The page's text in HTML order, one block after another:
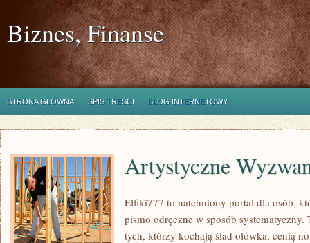
Biznes, Finanse
STRONA GŁÓWNA SPIS TREŚCI BLOG INTERNETOWY
Artystyczne
Elfiki777 to natchniony portal dla osób,
pismo odręczne w sposób systematyczny.
tych, którzy kochają ślad ołówka, cenią